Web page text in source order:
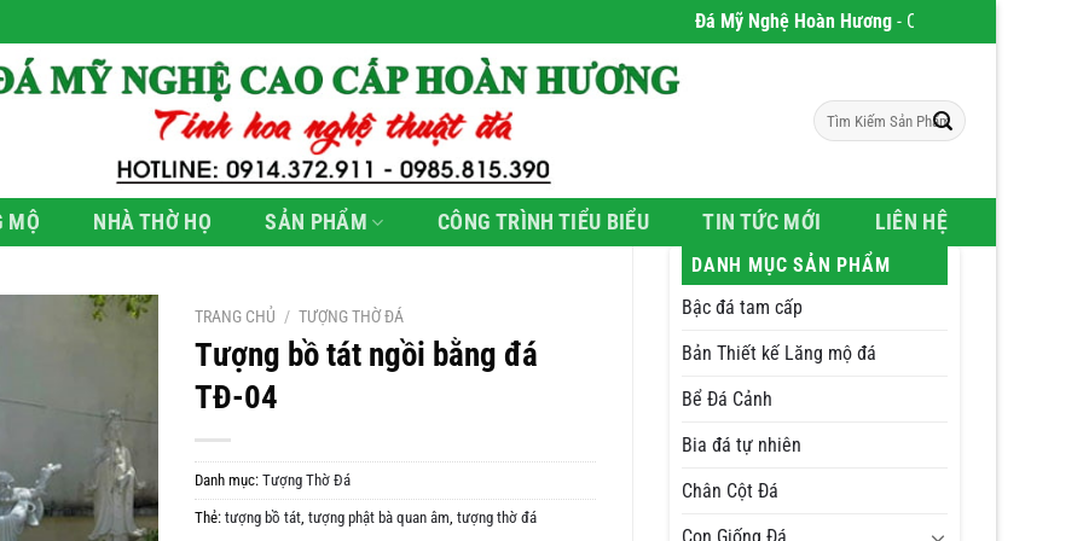
Đá Mỹ Nghệ Hoàn Hương- Chúng tôi chuyên phân
Tìm
kiếm:
MỘ NHÀ THỜ HỌ SẢN PHẨM CÔNG TRÌNH TIỂU BIỂU TIN TỨC MỚI LIÊN HỆ
DANH MỤC SẢN PHẨM
Bậc đá tam cấp
Bản Thiết kế Lăng mộ đá
Bể Đá Cảnh
Bia đá tự nhiên
Chân Cột Đá
TRANG CHỦ / TƯỢNG THỜ ĐÁ
Tượng bồ tát ngồi bằng đá
TĐ-04
Danh mục: Tượng Thờ Đá
Thẻ: tượng bồ tát, tượng phật bà quan âm tượng thờ đá